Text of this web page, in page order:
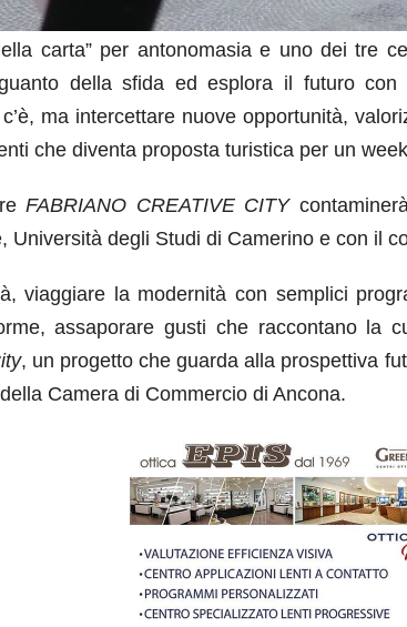
carta” per antonomasia e uno dei tre
della sfida ed esplora il futuro con
c’è, ma intercettare nuove opportunità,
che diventa proposta turistica per un
FABRIANO CREATIVE CITY
Università degli Studi di Camerino e con il
viaggiare la modernità con semplici
assaporare gusti che raccontano la
, un progetto che guarda alla prospettiva
della Camera di Commercio di Ancona.